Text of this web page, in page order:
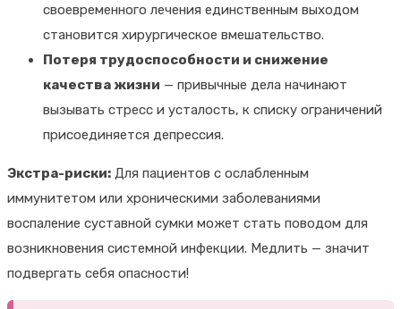
своевременного лечения единственным выходом
становится хирургическое вмешательство.
Потеря трудоспособности и снижение
качества жизни — привычные дела начинают
вызывать стресс и усталость, к списку ограничений
присоединяется депрессия.
Экстра-риски: Для пациентов с ослабленным
иммунитетом или хроническими заболеваниями
воспаление суставной сумки может стать поводом для
возникновения системной инфекции. Медлить — значит
подвергать себя опасности!